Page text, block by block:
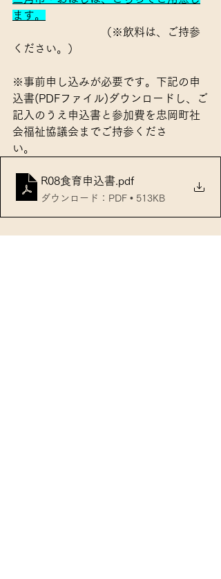
ます。
（※飲料は、ご持参
ください。）
※事前申し込みが必要です。下記の申
込書(PDFファイル)ダウンロードし、ご
記入のうえ申込書と参加費を忠岡町社
会福祉協議会までご持参くださ
い。
R08食育申込書 .pdf
ダウンロード：PDF • 513KB